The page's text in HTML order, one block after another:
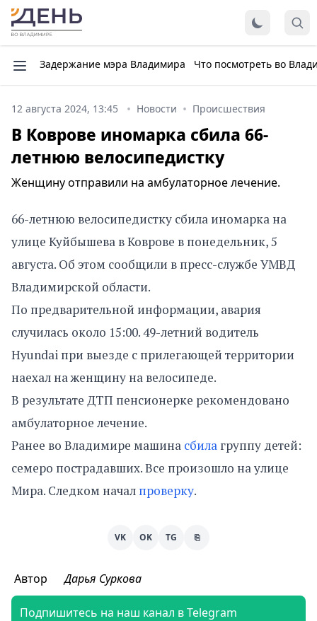
Задержание мэра Владимира Что посмотреть во
12 августа 2024, 13:45 Новости Происшествия
В Коврове иномарка сбила 66-
летнюю велосипедистку
Женщину отправили на амбулаторное лечение.
66-летнюю велосипедистку сбила иномарка на
улице Куйбышева в Коврове в понедельник, 5
августа. Об этом сообщили в пресс-службе УМВД
Владимирской области.
По предварительной информации, авария
случилась около 15:00. 49-летний водитель
Hyundai при выезде с прилегающей территории
наехал на женщину на велосипеде.
В результате ДТП пенсионерке рекомендовано
амбулаторное лечение.
Ранее во Владимире машина сбила группу детей:
семеро пострадавших. Все произошло на улице
Мира. Следком начал проверку.
VK OK TG ⎘
Автор Дарья Суркова
Подпишитесь на наш канал в Telegram